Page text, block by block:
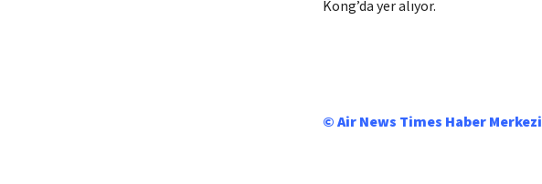
Kong’da yer alıyor.
© Air News Times Haber Merkezi